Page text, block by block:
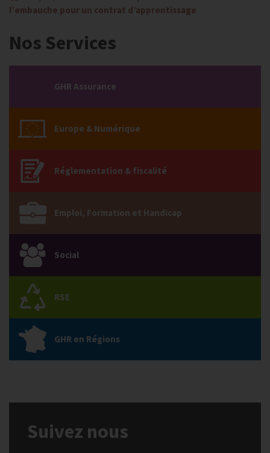
l’embauche pour un contrat d’apprentissage
Nos Services
GHR Assurance
Europe & Numérique
Réglementation & fiscalité
Emploi, Formation et Handicap
Social
RSE
GHR en Régions
Suivez nous